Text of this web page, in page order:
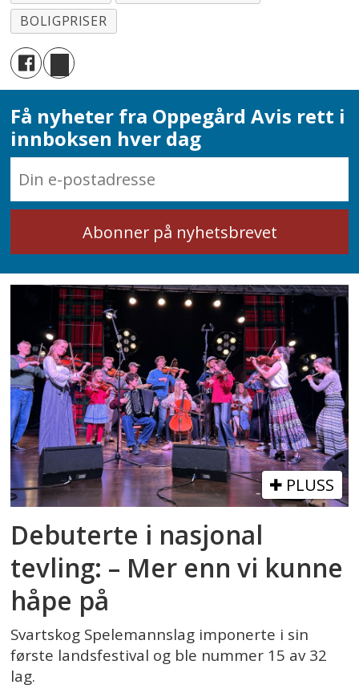
BOLIGPRISER
Få nyheter fra Oppegård Avis rett i
innboksen hver dag
PLUSS
Debuterte i nasjonal
tevling: – Mer enn vi kunne
håpe på
Svartskog Spelemannslag imponerte i sin
første landsfestival og ble nummer 15 av 32
lag.